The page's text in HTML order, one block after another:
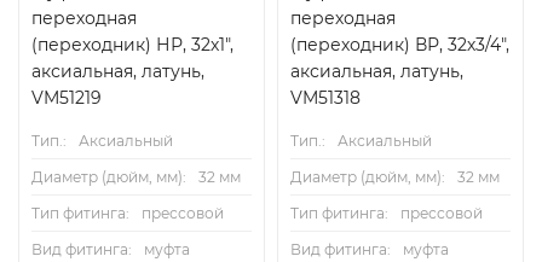
переходная
(переходник) НР, 32х1",
аксиальная, латунь,
VM51219
Тип.:
Аксиальный
Диаметр (дюйм, мм):
32 мм
Тип фитинга:
прессовой
Вид фитинга:
муфта
переходная
(переходник) ВР, 32х3/4",
аксиальная, латунь,
VM51318
Тип.:
Аксиальный
Диаметр (дюйм, мм):
32 мм
Тип фитинга:
прессовой
Вид фитинга:
муфта